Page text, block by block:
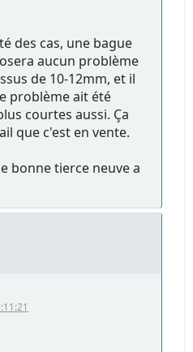
des cas, une bague
aucun problème
de 10-12mm, et il
problème ait été
courtes aussi. Ça
que c'est en vente.
bonne tierce neuve a